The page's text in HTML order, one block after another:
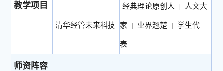
教学项目
清华经管未来科技
经典理论原创人 | 人文大
家 | 业界翘楚 | 学生代
表
师资阵容